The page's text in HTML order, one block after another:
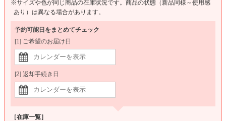
※サイズや色が同じ商品の在庫状況です。商品の状態（新品同様～使用感
あり）は異なる場合があります。
予約可能日をまとめてチェック
[1] ご希望のお届け日
[2] 返却手続き日
［在庫一覧］